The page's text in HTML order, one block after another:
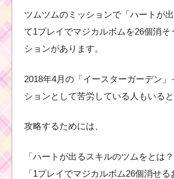
ツムツムのミッションで「ハートが
て1プレイでマジカルボムを26個消そ
ションがあります。
2018年4月の「イースターガーデン」
ションとして苦労している人もいると
攻略するためには、
「ハートが出るスキルのツムをとは？
「1プレイでマジカルボム26個消せ